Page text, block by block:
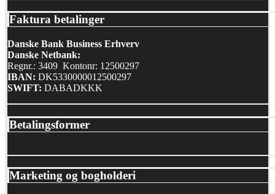
Faktura betalinger
Danske Bank Business Erhverv
Danske Netbank:
Regnr.: 3409 Kontonr: 12500297
IBAN: DK5330000012500297
SWIFT: DABADKKK
Betalingsformer
Marketing og bogholderi